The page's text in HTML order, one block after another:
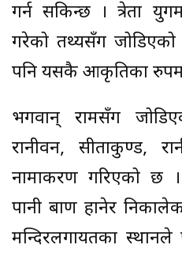
गर्न सकिन्छ । त्रेता
गरेको तथ्यसँग जोडिएको
पनि यसकै आकृतिका
भगवान् रामसँग
रानीवन, सीताकुण्ड,
नामाकरण गरिएको छ
पानी बाण हानेर
मन्दिरलगायतका स्थानले